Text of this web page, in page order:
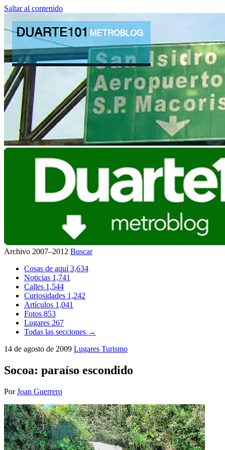
Saltar al contenido
Archivo 2007–2012 Buscar
Cosas de aquí3,634
Noticias 1,741
Calles 1,544
Curiosidades 1,242
Artículos 1,041
Fotos 853
Lugares 267
Todas las secciones →
14 de agosto de 2009 Lugares Turismo
Socoa: paraíso escondido
PorJoan Guerrero